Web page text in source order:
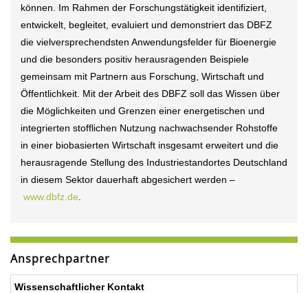
können. Im Rahmen der Forschungstätigkeit identifiziert,
entwickelt, begleitet, evaluiert und demonstriert das DBFZ
die vielversprechendsten Anwendungsfelder für Bioenergie
und die besonders positiv herausragenden Beispiele
gemeinsam mit Partnern aus Forschung, Wirtschaft und
Öffentlichkeit. Mit der Arbeit des DBFZ soll das Wissen über
die Möglichkeiten und Grenzen einer energetischen und
integrierten stofflichen Nutzung nachwachsender Rohstoffe
in einer biobasierten Wirtschaft insgesamt erweitert und die
herausragende Stellung des Industriestandortes Deutschland
in diesem Sektor dauerhaft abgesichert werden –
www.dbfz.de
Ansprechpartner
Wissenschaftlicher Kontakt